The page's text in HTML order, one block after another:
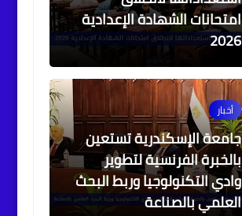
امتحانات الشهادة الإعدادية
2026
أخبار
جامعة الإسكندرية تستعين
بالخبرة الفرنسية لتطوير
وادي التكنولوجيا وربط البحث
العلمي بالصناعة